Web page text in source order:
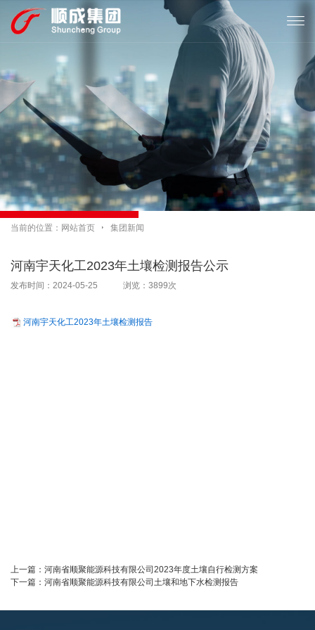

当前的位置： 网站首页  集团新闻
河南宇天化工2023年土壤检测报告公示
发布时间：2024-05-25 浏览：3899次
河南宇天化工2023年土壤检测报告
上一篇： 河南省顺聚能源科技有限公司2023年度土壤自行检测方案
下一篇： 河南省顺聚能源科技有限公司土壤和地下水检测报告